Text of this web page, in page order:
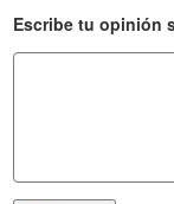
Escribe tu opinión